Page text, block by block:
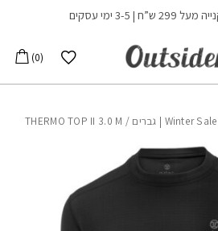
| 3-5 ימי עסקים
הרשימה שלי
0
Winter Sale
/ THERMO TOP II 3.0 M